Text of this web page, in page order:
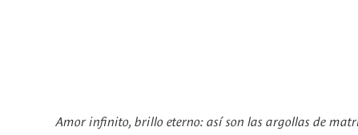
Amor infinito, brillo eterno: así son las argollas de